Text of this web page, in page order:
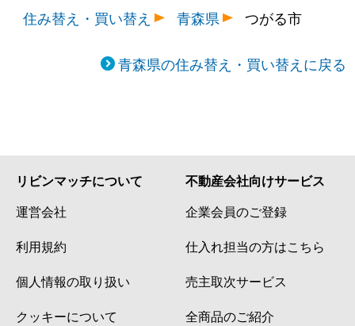
住み替え・買い替え
青森県 つがる市
青森県の住み替え・買い替えに戻る
リビンマッチについて
運営会社
利用規約
個人情報の取り扱い
クッキーについて
不動産会社向けサービス
企業会員のご登録
仕入れ担当の方はこちら
売主取次サービス
全商品のご紹介